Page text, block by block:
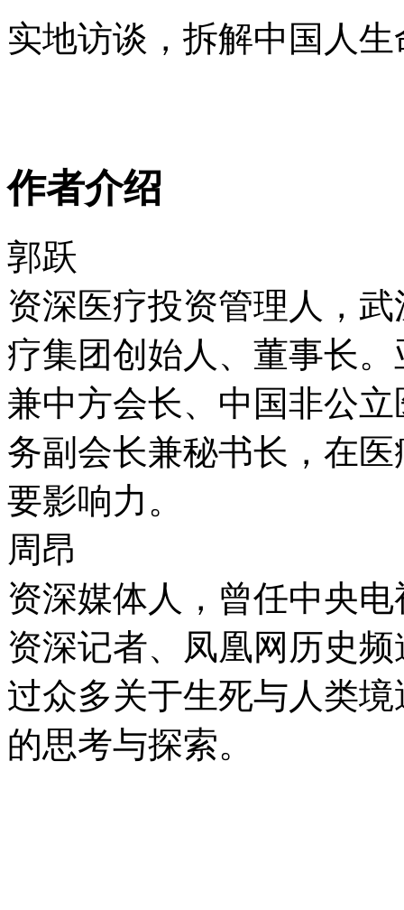
实地访谈，拆解中国人
作者介绍
郭跃
资深医疗投资管理人，
疗集团创始人、董事长
兼中方会长、中国非公
务副会长兼秘书长，在
要影响力。
周昂
资深媒体人，曾任中央
资深记者、凤凰网历史
过众多关于生死与人类
的思考与探索。